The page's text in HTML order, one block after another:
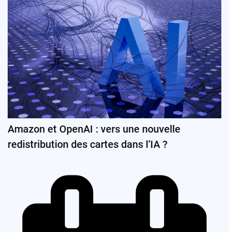
Amazon et OpenAI : vers une nouvelle
redistribution des cartes dans l’IA ?